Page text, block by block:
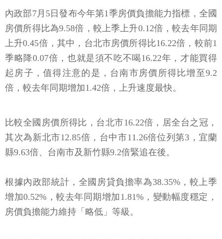
內政部7月5日發布今年第1季房價負擔能力指標，全國
房價所得比為9.58倍，較上季上升0.12倍，較去年同期
上升0.45倍，其中，台北市房價所得比16.22倍，較前1
季略降0.07倍，也就是須不吃不喝16.22年，才能買得
起房子，值得注意的是，台南市房價所得比增至9.2
倍，較去年同期增加1.42倍，上升速度最快。
比較全國房價所得比，台北市16.22倍，居全台之冠，
其次為新北市12.85倍，台中市11.26倍位列第3，宜蘭
縣9.63倍、台南市及新竹縣9.2倍緊追在後。
根據內政部統計，全國房貸負擔率為38.35%，較上季
增加0.52%，較去年同期增加1.81%，變動幅度穩定，
房價負擔能力維持「略低」等級。